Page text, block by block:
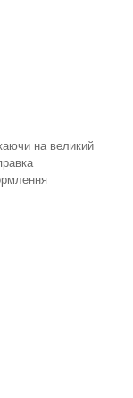
на великий